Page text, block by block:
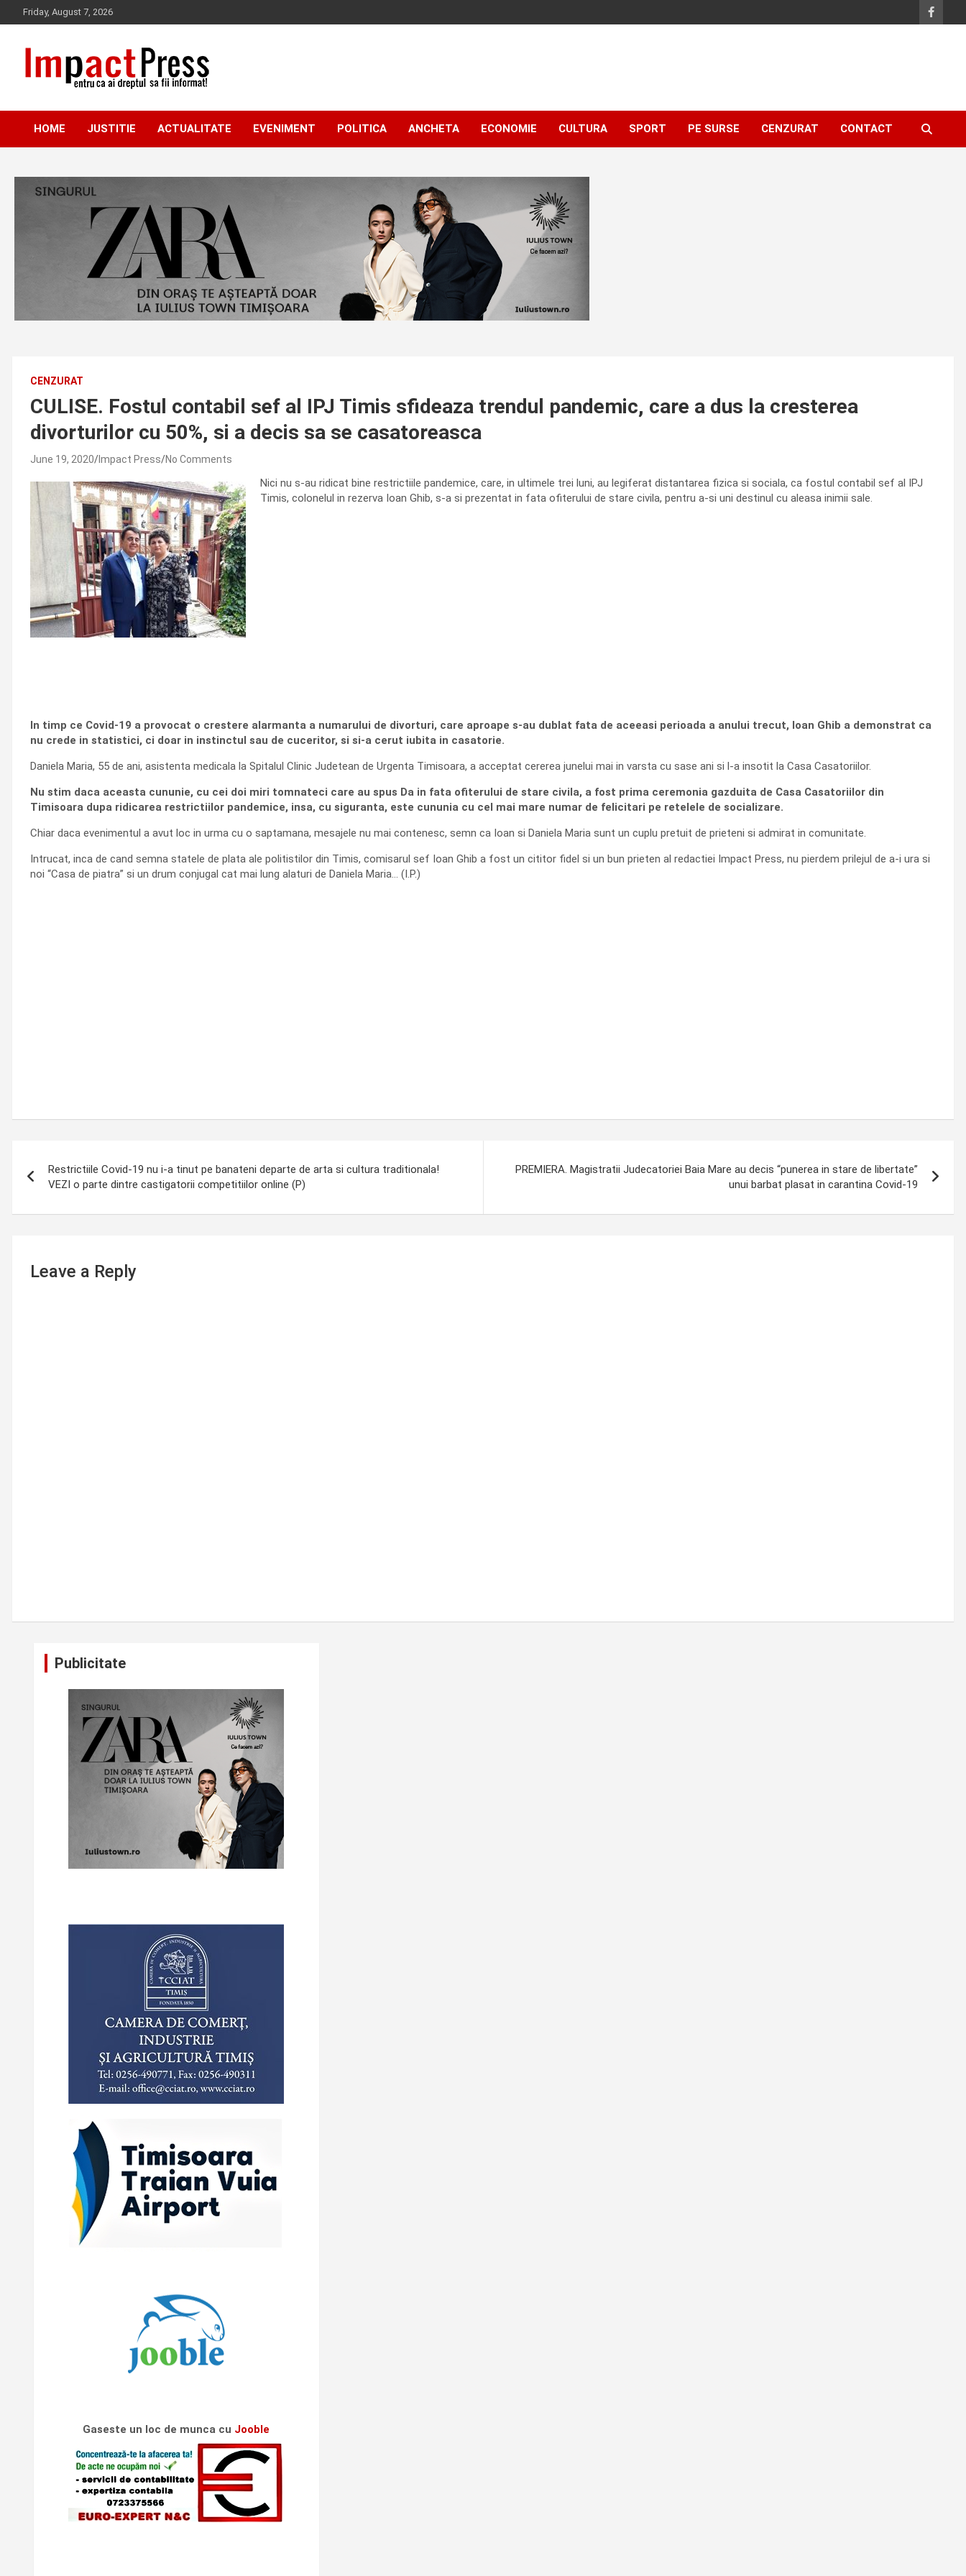
to
Friday, August 7, 2026
IMPACTPRESS
HOME JUSTITIE ACTUALITATE EVENIMENT POLITICA ANCHETA ECONOMIE CULTURA SPORT PE SURSE CENZURAT CONTACT
CENZURAT
CULISE. Fostul contabil sef al IPJ Timis sfideaza trendul pandemic, care a dus la cresterea
divorturilor cu 50%, si a decis sa se casatoreasca
June 19, 2020 Impact Press No Comments
Nici nu s-au ridicat bine restrictiile pandemice, care, in ultimele trei luni, au legiferat distantarea fizica si sociala, ca fostul contabil sef al IPJ
Timis, colonelul in rezerva Ioan Ghib, s-a si prezentat in fata ofiterului de stare civila, pentru a-si uni destinul cu aleasa inimii sale.
In timp ce Covid-19 a provocat o crestere alarmanta a numarului de divorturi, care aproape s-au dublat fata de aceeasi perioada a anului trecut, Ioan Ghib a demonstrat ca
nu crede in statistici, ci doar in instinctul sau de cuceritor, si si-a cerut iubita in casatorie.
Daniela Maria, 55 de ani, asistenta medicala la Spitalul Clinic Judetean de Urgenta Timisoara, a acceptat cererea junelui mai in varsta cu sase ani si l-a insotit la Casa Casatoriilor.
Nu stim daca aceasta cununie, cu cei doi miri tomnateci care au spus Da in fata ofiterului de stare civila, a fost prima ceremonia gazduita de Casa Casatoriilor din
Timisoara dupa ridicarea restrictiilor pandemice, insa, cu siguranta, este cununia cu cel mai mare numar de felicitari pe retelele de socializare.
Chiar daca evenimentul a avut loc in urma cu o saptamana, mesajele nu mai contenesc, semn ca Ioan si Daniela Maria sunt un cuplu pretuit de prieteni si admirat in comunitate.
Intrucat, inca de cand semna statele de plata ale politistilor din Timis, comisarul sef Ioan Ghib a fost un cititor fidel si un bun prieten al redactiei Impact Press, nu pierdem prilejul de a-i ura si
noi “Casa de piatra” si un drum conjugal cat mai lung alaturi de Daniela Maria… (I.P.)
navigation
Restrictiile Covid-19 nu i-a tinut pe banateni departe de arta si cultura traditionala!
VEZI o parte dintre castigatorii competitiilor online (P)
PREMIERA. Magistratii Judecatoriei Baia Mare au decis “punerea in stare de libertate”
unui barbat plasat in carantina Covid-19
Leave a Reply
Publicitate
Gaseste un loc de munca cu Jooble